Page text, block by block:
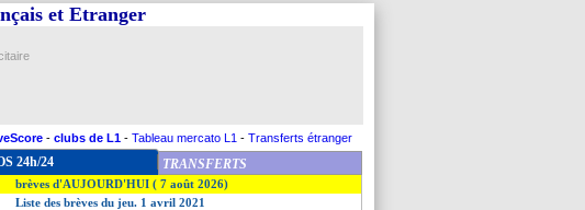
et Etranger
- clubs de L1 - Tableau mercato L1 - Transferts étranger
24h/24 TRANSFERTS
brèves d'AUJOURD'HUI ( 7 août 2026)
Liste des brèves du jeu. 1 avril 2021